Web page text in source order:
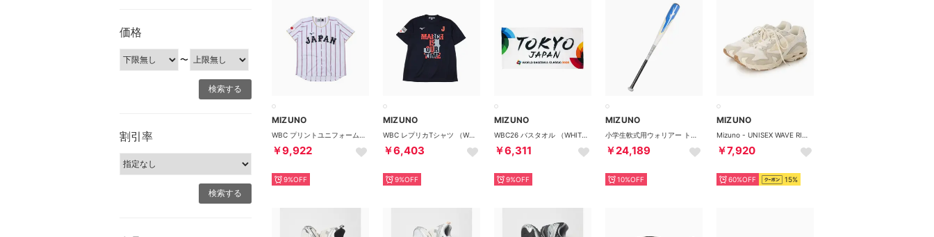
価格
〜
割引率
MIZUNO
￥9,922
9%OFF
MIZUNO
￥6,403
9%OFF
MIZUNO
￥6,311
9%OFF
MIZUNO
￥24,189
10%OFF
MIZUNO
￥7,920
60%OFF 15%